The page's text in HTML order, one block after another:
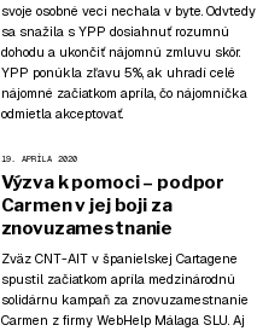
svoje osobné veci nechala v byte. Odvtedy
sa snažila s YPP dosiahnuť rozumnú
dohodu a ukončiť nájomnú zmluvu skôr.
YPP ponúkla zľavu 5%, ak uhradí celé
nájomné začiatkom apríla, čo nájomníčka
odmietla akceptovať.
19. APRÍLA 2020
Výzva k pomoci – podpor
Carmen v jej boji za
znovuzamestnanie
Zväz CNT-AIT v španielskej Cartagene
spustil začiatkom apríla medzinárodnú
solidárnu kampaň za znovuzamestnanie
Carmen z firmy WebHelp Málaga SLU. Aj